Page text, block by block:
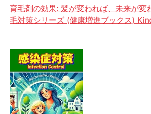
育毛剤の効果: 髪が変われば、未来が変
毛対策シリーズ (健康増進ブックス)